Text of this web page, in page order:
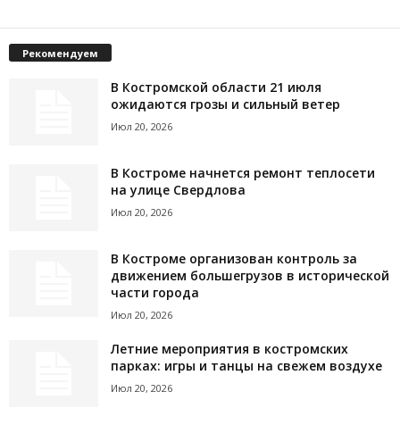
Рекомендуем
В Костромской области 21 июля
ожидаются грозы и сильный ветер
Июл 20, 2026
В Костроме начнется ремонт теплосети
на улице Свердлова
Июл 20, 2026
В Костроме организован контроль за
движением большегрузов в исторической
части города
Июл 20, 2026
Летние мероприятия в костромских
парках: игры и танцы на свежем воздухе
Июл 20, 2026